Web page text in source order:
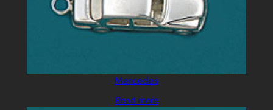
Mercedes
Read more